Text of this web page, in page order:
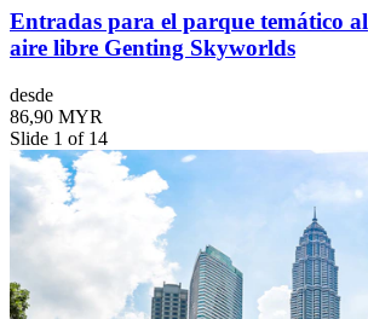
Entradas para el parque temático al
aire libre Genting Skyworlds
desde
86,90 MYR
Slide 1 of 14